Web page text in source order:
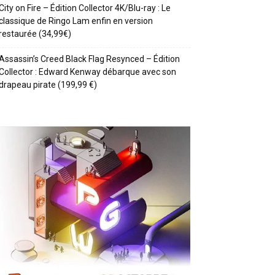
on Fire – Édition Collector 4K/Blu-ray : Le
de Ringo Lam enfin en version
(34,99€)
Creed Black Flag Resynced – Édition
: Edward Kenway débarque avec son
pirate (199,99 €)